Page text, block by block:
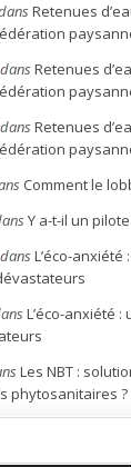
Retenues
dansRetenues
dansRetenues
Comment le
Y a-t-il un
dansL’éco-
L’éco-anxiété
Les NBT :
phytosanitaires ?